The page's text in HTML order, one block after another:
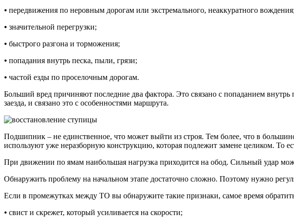
⦁ передвижения по неровным дорогам или экстремального, неаккуратного вождения;
⦁ значительной перегрузки;
⦁ быстрого разгона и торможения;
⦁ попадания внутрь песка, пыли, грязи;
⦁ частой езды по проселочным дорогам.
Больший вред причиняют последние два фактора. Это связано с попаданием
заезда, и связано это с особенностями маршрута.
Подшипник – не единственное, что может выйти из строя. Тем более, что в
используют уже неразборную конструкцию, которая подлежит замене целиком. То
При движении по ямам наибольшая нагрузка приходится на обод. Сильный удар
Обнаружить проблему на начальном этапе достаточно сложно. Поэтому нужно
Если в промежутках между ТО вы обнаружите такие признаки, самое время
⦁ свист и скрежет, который усиливается на скорости;